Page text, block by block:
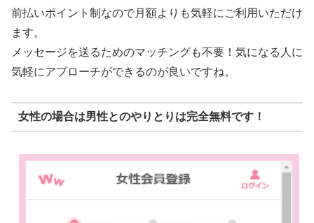
前払いポイント制なので月額よりも気軽にご利用いただけ
ます。
メッセージを送るためのマッチングも不要！気になる人に
気軽にアプローチができるのが良いですね。
女性の場合は男性とのやりとりは完全無料です！